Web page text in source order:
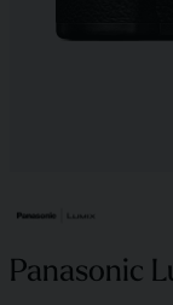
Panasonic